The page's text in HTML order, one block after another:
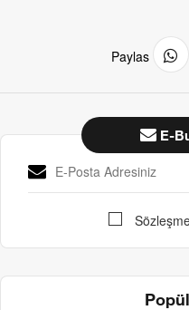
Paylas
E-